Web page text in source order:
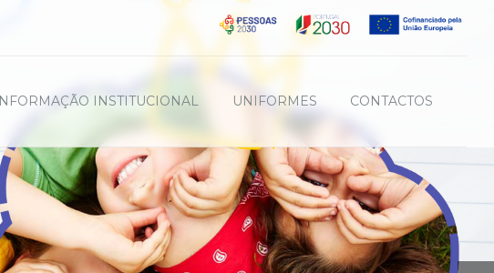
INFORMAÇÃO INSTITUCIONAL UNIFORMES CONTACTOS